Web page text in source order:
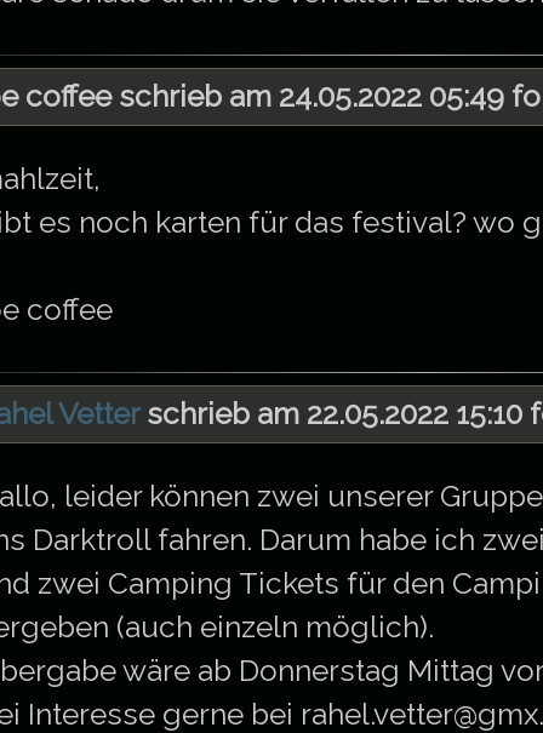
coffee schrieb am 24.05.2022 05:49
es noch karten für das festival? wo
coffee
Vetterschrieb am 22.05.2022 15:10
leider können zwei unserer
Darktroll fahren. Darum habe ich
zwei Camping Tickets für den
(auch einzeln möglich).
wäre ab Donnerstag Mittag
Interesse gerne bei